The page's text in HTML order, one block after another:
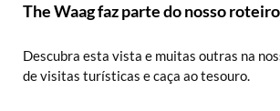
The Waag faz parte do nosso
Descubra esta vista e muitas outras na
de visitas turísticas e caça ao tesouro.